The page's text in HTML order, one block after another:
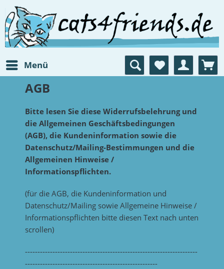
Menü
AGB
Bitte lesen Sie diese Widerrufsbelehrung und
die Allgemeinen Geschäftsbedingungen
(AGB), die Kundeninformation sowie die
Datenschutz/Mailing-Bestimmungen und die
Allgemeinen Hinweise /
Informationspflichten.
(für die AGB, die Kundeninformation und
Datenschutz/Mailing sowie Allgemeine Hinweise /
Informationspflichten bitte diesen Text nach unten
scrollen)
---------------------------------------------------------------------
-----------------------------------------------------